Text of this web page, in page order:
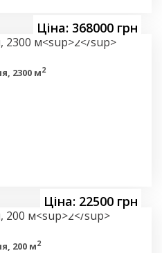
Ціна: 368000 грн
2300 м2
Ціна: 22500 грн
200 м2